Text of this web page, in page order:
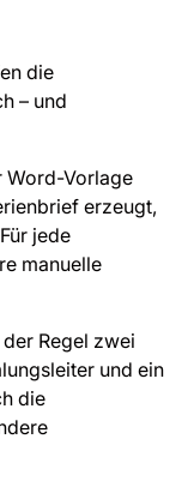
die
– und
Word-Vorlage
erzeugt,
jede
manuelle
Regel zwei
und ein
die